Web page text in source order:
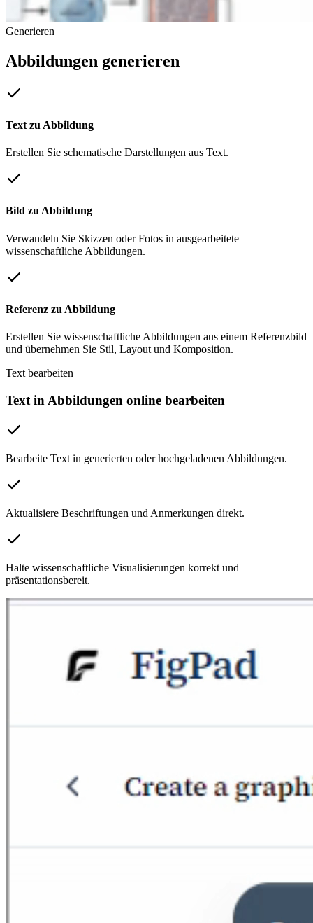
Generieren
Abbildungen generieren
Text zu Abbildung
Erstellen Sie schematische Darstellungen aus Text.
Bild zu Abbildung
Verwandeln Sie Skizzen oder Fotos in ausgearbeitete
wissenschaftliche Abbildungen.
Referenz zu Abbildung
Erstellen Sie wissenschaftliche Abbildungen aus einem Referenzbild
und übernehmen Sie Stil, Layout und Komposition.
Text bearbeiten
Text in Abbildungen online bearbeiten
Bearbeite Text in generierten oder hochgeladenen Abbildungen.
Aktualisiere Beschriftungen und Anmerkungen direkt.
Halte wissenschaftliche Visualisierungen korrekt und
präsentationsbereit.